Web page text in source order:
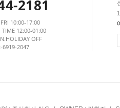
2181
10:00-17:00
TIME 12:00-01:00
OFF
6919-2047